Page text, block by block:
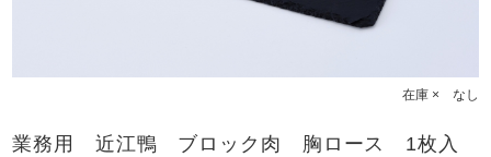
在庫 × なし
業務用 近江鴨 ブロック肉 胸ロース 1枚入